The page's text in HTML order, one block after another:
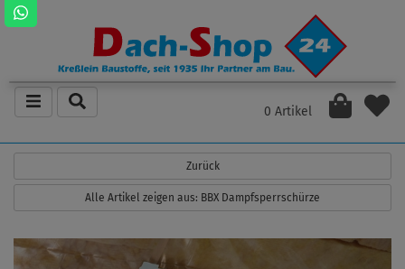
0 Artikel
Zurück
Alle Artikel zeigen aus: BBX Dampfsperrschürze